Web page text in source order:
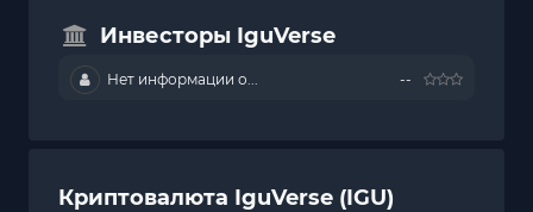
Инвесторы IguVerse
Нет информации о... --
Криптовалюта IguVerse (IGU)